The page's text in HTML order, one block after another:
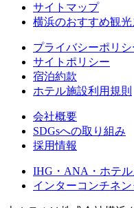
サイトマップ
横浜のおすすめ観光
プライバシーポリシ
サイトポリシー
宿泊約款
ホテル施設利用規則
会社概要
SDGsへの取り組み
採用情報
IHG・ANA・ホテ
インターコンチネ